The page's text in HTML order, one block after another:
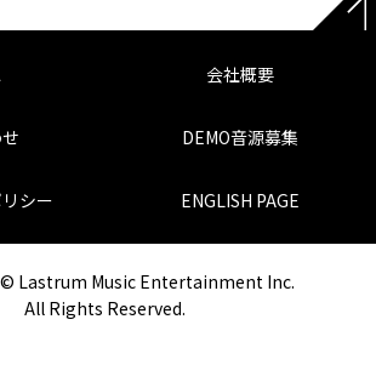
会社概要
DEMO音源募集
シー ENGLISH PAGE
Lastrum Music Entertainment Inc.
All Rights Reserved.